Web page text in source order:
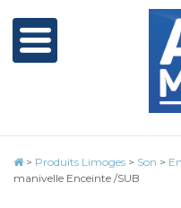
> Produits Limoges > Son >
manivelle Enceinte /SUB